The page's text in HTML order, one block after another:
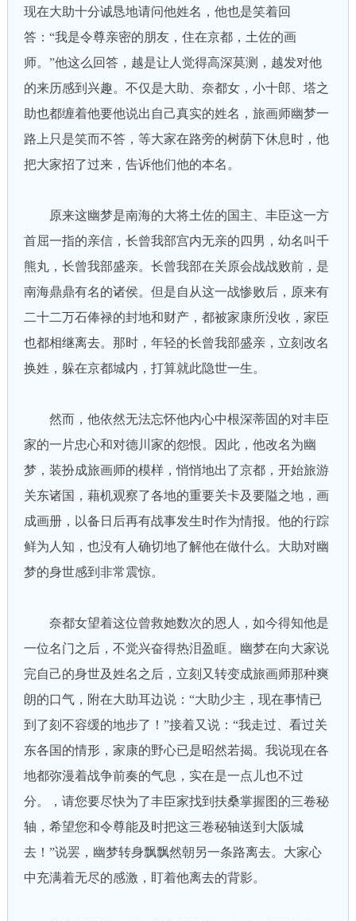
现在大助十分诚恳地请问他姓名，他也是笑着回
答：“我是令尊亲密的朋友，住在京都，土佐的画
师。”他这么回答，越是让人觉得高深莫测，越发对他
的来历感到兴趣。不仅是大助、奈都女，小十郎、塔之
助也都缠着他要他说出自己真实的姓名，旅画师幽梦一
路上只是笑而不答，等大家在路旁的树荫下休息时，他
把大家招了过来，告诉他们他的本名。
原来这幽梦是南海的大将土佐的国主、丰臣这一方
首屈一指的亲信，长曾我部宫内无亲的四男，幼名叫千
熊丸，长曾我部盛亲。长曾我部在关原会战战败前，是
南海鼎鼎有名的诸侯。但是自从这一战惨败后，原来有
二十二万石俸禄的封地和财产，都被家康所没收，家臣
也都相继离去。那时，年轻的长曾我部盛亲，立刻改名
换姓，躲在京都城内，打算就此隐世一生。
然而，他依然无法忘怀他内心中根深蒂固的对丰臣
家的一片忠心和对德川家的怨恨。因此，他改名为幽
梦，装扮成旅画师的模样，悄悄地出了京都，开始旅游
关东诸国，藉机观察了各地的重要关卡及要隘之地，画
成画册，以备日后再有战事发生时作为情报。他的行踪
鲜为人知，也没有人确切地了解他在做什么。大助对幽
梦的身世感到非常震惊。
奈都女望着这位曾救她数次的恩人，如今得知他是
一位名门之后，不觉兴奋得热泪盈眶。幽梦在向大家说
完自己的身世及姓名之后，立刻又转变成旅画师那种爽
朗的口气，附在大助耳边说：“大助少主，现在事情已
到了刻不容缓的地步了！”接着又说：“我走过、看过关
东各国的情形，家康的野心已是昭然若揭。我说现在各
地都弥漫着战争前奏的气息，实在是一点儿也不过
分。，请您要尽快为了丰臣家找到扶桑掌握图的三卷秘
轴，希望您和令尊能及时把这三卷秘轴送到大阪城
去！”说罢，幽梦转身飘飘然朝另一条路离去。大家心
中充满着无尽的感激，盯着他离去的背影。